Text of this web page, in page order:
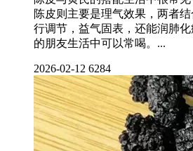
陈皮则主要是理气效果，两者
行调节，益气固表，还能润肺
的朋友生活中可以常喝。...
2026-02-12 6284